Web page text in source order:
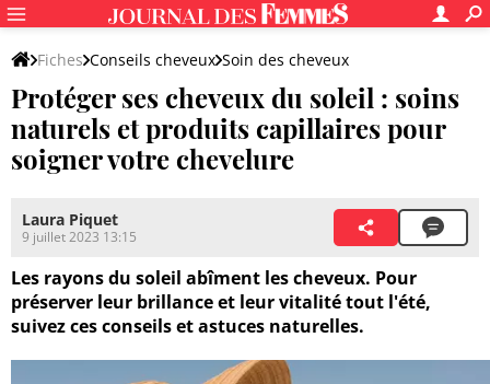
Fiches Conseils cheveux Soin des cheveux
Produits capillaires
Protéger ses cheveux du soleil : soins
naturels et produits capillaires pour
soigner votre chevelure
Laura Piquet
9 juillet 2023 13:15
Les rayons du soleil abîment les cheveux. Pour
préserver leur brillance et leur vitalité tout l'été,
suivez ces conseils et astuces naturelles.